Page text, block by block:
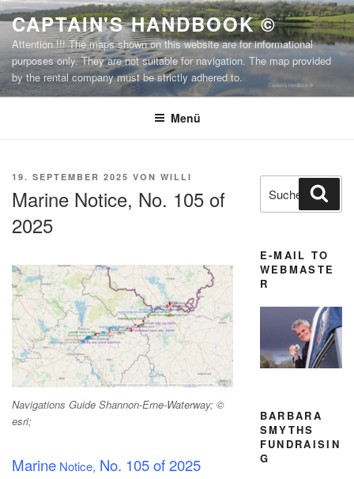
Zum
Inhalt
springen
CAPTAIN'S HANDBOOK ©
Attention !!! The maps shown on this website are for informational
purposes only. They are not suitable for navigation. The map provided
by the rental company must be strictly adhered to.
Menü
VERÖFFENTLICHT
19. SEPTEMBER 2025 VON WILLI
Marine Notice, No. 105 of
2025
Navigations Guide Shannon-Erne-Waterway; ©
esri;
Marine Notice, No. 105 of 2025
Suchen
nach:
E-MAIL TO
WEBMASTE
R
BARBARA
SMYTHS
FUNDRAISIN
G